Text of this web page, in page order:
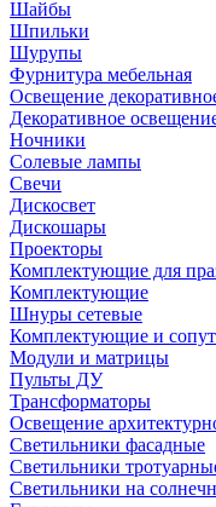
Шайбы
Шпильки
Шурупы
Фурнитура мебельная
Освещение
Декоративное
Ночники
Солевые лампы
Свечи
Дискосвет
Дискошары
Проекторы
Комплектующие для
Комплектующие
Шнуры сетевые
Комплектующие и
Модули и матрицы
Пульты ДУ
Трансформаторы
Освещение
Светильники фасадные
Светильники
Светильники на